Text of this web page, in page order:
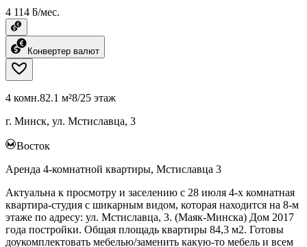
4 114 ƃ/мес.
Конвертер валют
4 комн.82.1 м²8/25 этаж
г. Минск, ул. Мстиславца, 3
Восток
Аренда 4-комнатной квартиры, Мстиславца 3
Актуальна к просмотру и заселению с 28 июля 4-х комнатная
квартира-студия с шикарным видом, которая находится на 8-м
этаже по адресу: ул. Мстиславца, 3. (Маяк-Минска) Дом 2017
года постройки. Общая площадь квартиры 84,3 м2. Готовы
доукомплектовать мебелью/заменить какую-то мебель и всем